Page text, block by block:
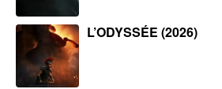
L’ODYSSÉE (2026)